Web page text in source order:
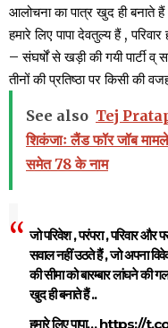
आलोचना का पात्र खुद ही बनाते हैं
हमारे लिए पापा देवतुल्य हैं ,
– संघर्षों से खड़ी की गयी पार्टी व्
तीनों की प्रतिष्ठा पर किसी की
See also Tej Pratap
शिकंजाः लैंड फॉर जॉब
समेत 78 के नाम
जो परिवेश , परंपरा , परिवार और
सवाल नहीं उठते हैं , जो अपना
की सीमा को बारम्बार लांघने की
खुद ही बनाते हैं ..
हमारे लिए पापा…https://